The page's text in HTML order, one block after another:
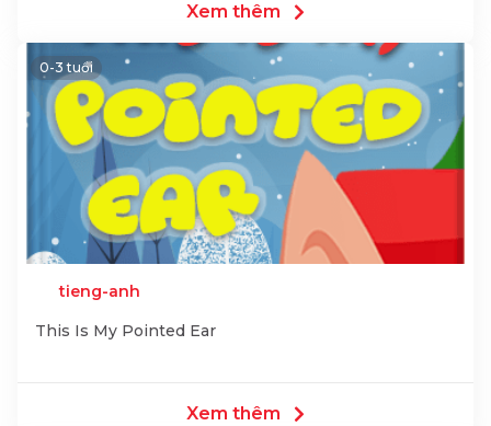
Xem thêm
0-3 tuổi
tieng-anh
This Is My Pointed Ear
Xem thêm